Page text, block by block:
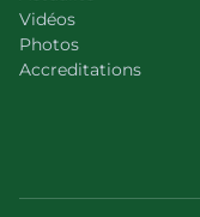
Vidéos
Photos
Accreditations